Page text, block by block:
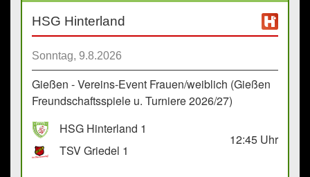
HSG Hinterland
Sonntag, 9.8.2026
Gießen - Vereins-Event Frauen/weiblich (Gießen
Freundschaftsspiele u. Turniere 2026/27)
HSG Hinterland 1
TSV Griedel 1
12:45 Uhr